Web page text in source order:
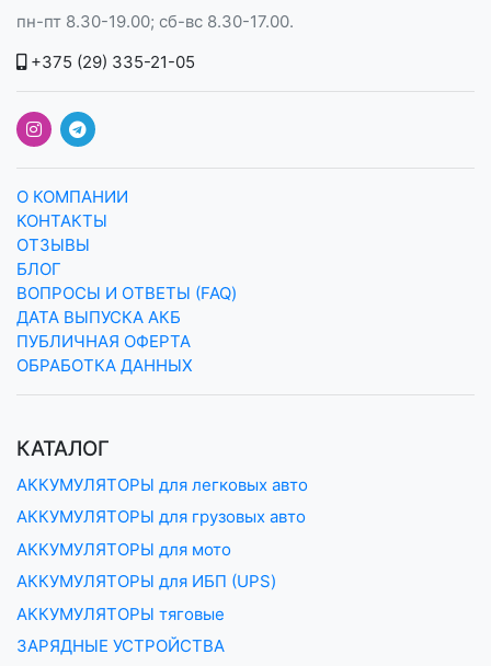
пн-пт 8.30-19.00; сб-вс 8.30-17.00.
+375 (29) 335-21-05
О КОМПАНИИ
КОНТАКТЫ
ОТЗЫВЫ
БЛОГ
ВОПРОСЫ И ОТВЕТЫ (FAQ)
ДАТА ВЫПУСКА АКБ
ПУБЛИЧНАЯ ОФЕРТА
ОБРАБОТКА ДАННЫХ
КАТАЛОГ
АККУМУЛЯТОРЫ для легковых авто
АККУМУЛЯТОРЫ для грузовых авто
АККУМУЛЯТОРЫ для мото
АККУМУЛЯТОРЫ для ИБП (UPS)
АККУМУЛЯТОРЫ тяговые
ЗАРЯДНЫЕ УСТРОЙСТВА